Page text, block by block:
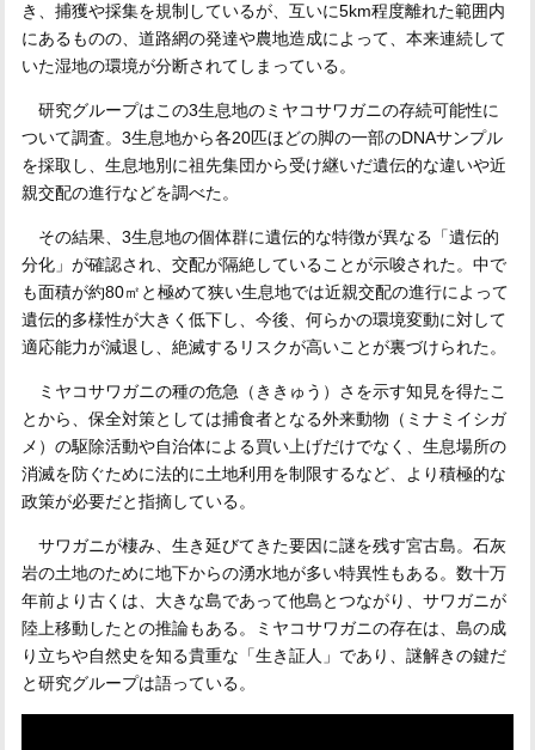
き、捕獲や採集を規制しているが、互いに5km程度離れた範囲内
にあるものの、道路網の発達や農地造成によって、本来連続して
いた湿地の環境が分断されてしまっている。
研究グループはこの3生息地のミヤコサワガニの存続可能性に
ついて調査。3生息地から各20匹ほどの脚の一部のDNAサンプル
を採取し、生息地別に祖先集団から受け継いだ遺伝的な違いや近
親交配の進行などを調べた。
その結果、3生息地の個体群に遺伝的な特徴が異なる「遺伝的
分化」が確認され、交配が隔絶していることが示唆された。中で
も面積が約80㎡と極めて狭い生息地では近親交配の進行によって
遺伝的多様性が大きく低下し、今後、何らかの環境変動に対して
適応能力が減退し、絶滅するリスクが高いことが裏づけられた。
ミヤコサワガニの種の危急（ききゅう）さを示す知見を得たこ
とから、保全対策としては捕食者となる外来動物（ミナミイシガ
メ）の駆除活動や自治体による買い上げだけでなく、生息場所の
消滅を防ぐために法的に土地利用を制限するなど、より積極的な
政策が必要だと指摘している。
サワガニが棲み、生き延びてきた要因に謎を残す宮古島。石灰
岩の土地のために地下からの湧水地が多い特異性もある。数十万
年前より古くは、大きな島であって他島とつながり、サワガニが
陸上移動したとの推論もある。ミヤコサワガニの存在は、島の成
り立ちや自然史を知る貴重な「生き証人」であり、謎解きの鍵だ
と研究グループは語っている。